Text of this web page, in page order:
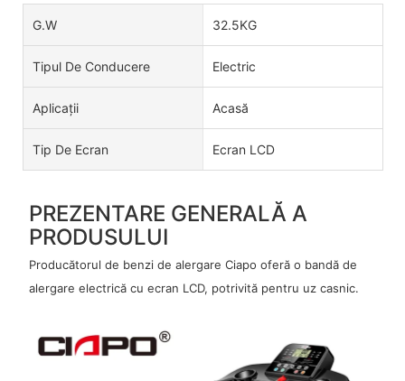
G.W 32.5KG
Tipul De Conducere Electric
Aplicații Acasă
Tip De Ecran Ecran LCD
PREZENTARE GENERALĂ A
PRODUSULUI
Producătorul de benzi de alergare Ciapo oferă o bandă de
alergare electrică cu ecran LCD, potrivită pentru uz casnic.